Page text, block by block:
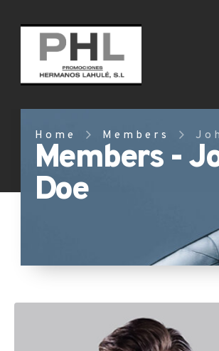
Home Members
Members -
Doe